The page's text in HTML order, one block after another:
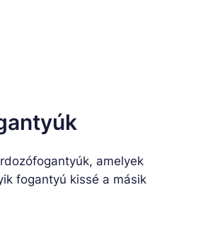
amelyek
fogantyú kissé a másik